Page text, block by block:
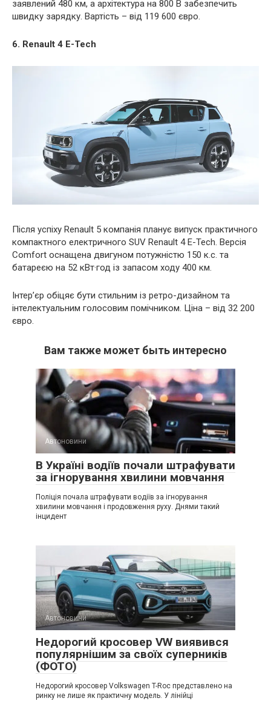
заявлений 480 км, а архітектура на 800 В забезпечить
швидку зарядку. Вартість – від 119 600 євро.
6. Renault 4 E-Tech
Після успіху Renault 5 компанія планує випуск практичного
компактного електричного SUV Renault 4 E-Tech. Версія
Comfort оснащена двигуном потужністю 150 к.с. та
батареєю на 52 кВт·год із запасом ходу 400 км.
Інтер’єр обіцяє бути стильним із ретро-дизайном та
інтелектуальним голосовим помічником. Ціна – від 32 200
євро.
Вам также может быть интересно
Автоновини
В Україні водіїв почали штрафувати
за ігнорування хвилини мовчання
Поліція почала штрафувати водіїв за ігнорування
хвилини мовчання і продовження руху. Днями такий
інцидент
Автоновини
Недорогий кросовер VW виявився
популярнішим за своїх суперників
(ФОТО)
Недорогий кросовер Volkswagen T-Roc представлено на
ринку не лише як практичну модель. У лінійці